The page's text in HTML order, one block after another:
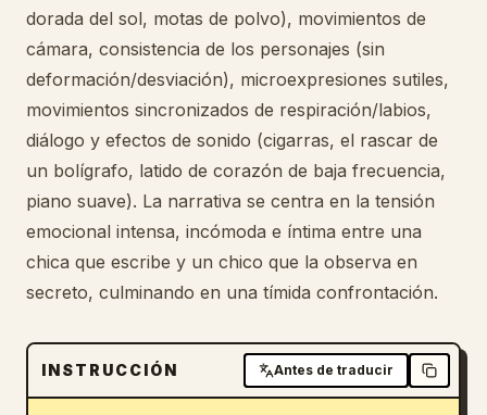
dorada del sol, motas de polvo), movimientos de
cámara, consistencia de los personajes (sin
deformación/desviación), microexpresiones sutiles,
movimientos sincronizados de respiración/labios,
diálogo y efectos de sonido (cigarras, el rascar de
un bolígrafo, latido de corazón de baja frecuencia,
piano suave). La narrativa se centra en la tensión
emocional intensa, incómoda e íntima entre una
chica que escribe y un chico que la observa en
secreto, culminando en una tímida confrontación.
INSTRUCCIÓN Antes de traducir